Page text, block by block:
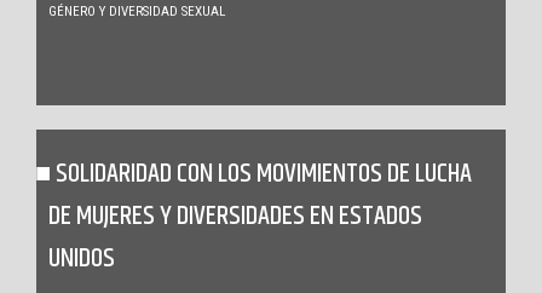
GÉNERO Y DIVERSIDAD SEXUAL
SOLIDARIDAD CON LOS MOVIMIENTOS DE LUCHA
DE MUJERES Y DIVERSIDADES EN ESTADOS
UNIDOS